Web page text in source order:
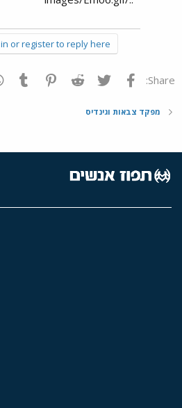
or register to reply here.
Share: פייסבוק Twitter
Reddit
מפקד צבאות וגינדיס